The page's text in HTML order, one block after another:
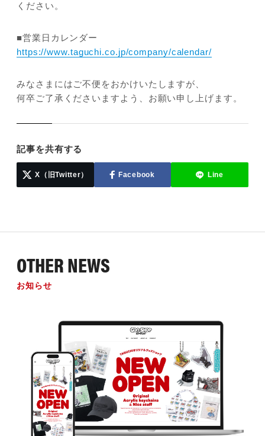
ください。
■営業日カレンダー
https://www.taguchi.co.jp/company/calendar/
みなさまにはご不便をおかけいたしますが、
何卒ご了承くださいますよう、お願い申し上げます。
記事を共有する
X（旧Twitter） Facebook Line
OTHER NEWS
お知らせ